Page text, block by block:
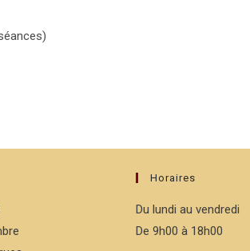
Horaires
Du lundi au vendredi
De 9h00 à 18h00